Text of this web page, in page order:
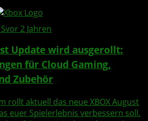
vor 2 Jahren
Update wird ausgerollt:
für Cloud Gaming,
Zubehör
rollt aktuell das neue XBOX August
euer Spielerlebnis verbessern soll.